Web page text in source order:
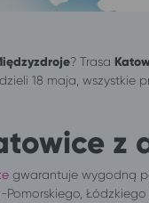
? Trasa
18 maja,
z
gwarantuje wygodną
Pomorskiego,